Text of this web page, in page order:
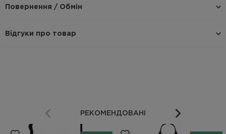
Повернення / Обмін
Відгуки про товар
РЕКОМЕНДОВАНІ